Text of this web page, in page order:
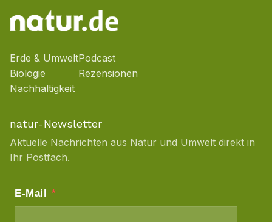
Erde & Umwelt
Biologie
Nachhaltigkeit
Podcast
Rezensionen
natur-Newsletter
Aktuelle Nachrichten aus Natur und Umwelt direkt in
Ihr Postfach.